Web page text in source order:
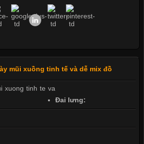
mũi xuồng tinh tế và dễ mix đồ
Đai lưng: